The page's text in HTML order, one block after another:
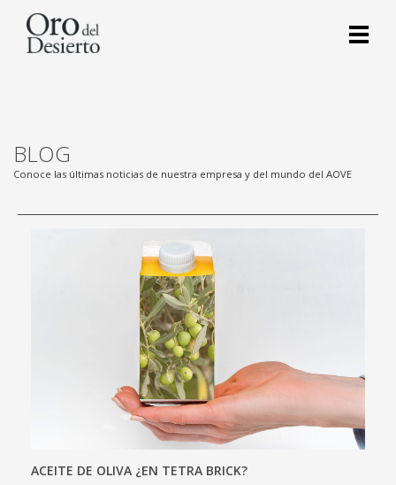
BLOG
Conoce las últimas noticias de nuestra empresa y del mundo del AOVE
ACEITE DE OLIVA ¿EN TETRA BRICK?